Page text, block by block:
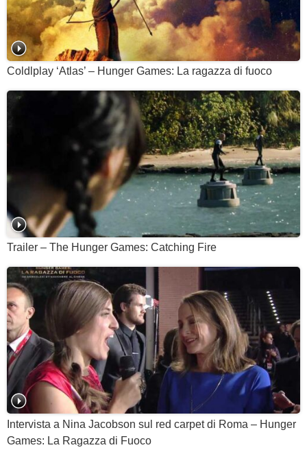
Coldlplay ‘Atlas’ – Hunger Games: La ragazza di fuoco
Trailer – The Hunger Games: Catching Fire
Intervista a Nina Jacobson sul red carpet di Roma – Hunger
Games: La Ragazza di Fuoco